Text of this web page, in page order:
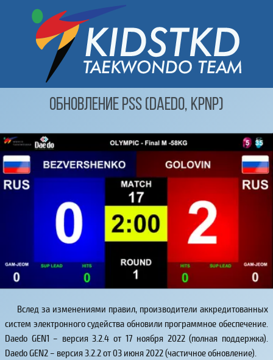
Обновление PSS (DAEDO, KPNP)
Вслед за изменениями правил, производители аккредитованных
систем электронного судейства обновили программное обеспечение.
Daedo GEN1 – версия 3.2.4 от 17 ноября 2022 (полная поддержка).
Daedo GEN2 – версия 3.2.2 от 03 июня 2022 (частичное обновление).